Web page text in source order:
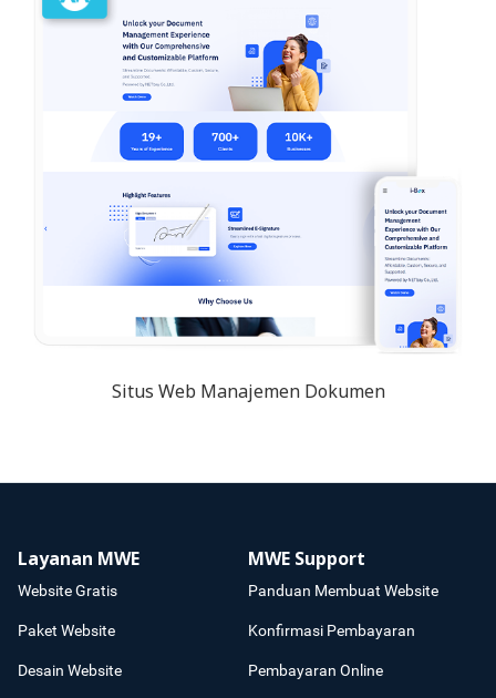
Situs Web Manajemen Dokumen
Layanan MWE
Website Gratis
Paket Website
Desain Website
MWE Support
Panduan Membuat Website
Konfirmasi Pembayaran
Pembayaran Online